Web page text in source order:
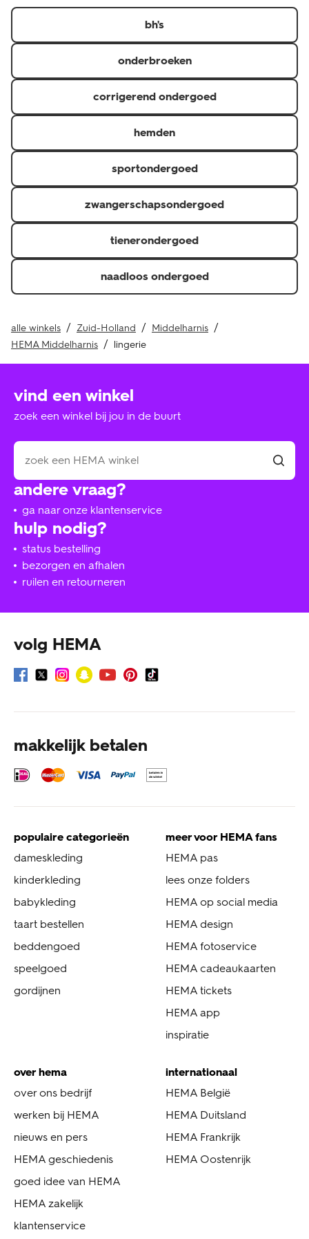
er in diverse kleuren, designs en verschillende maten.
bh's
onderbroeken
corrigerend ondergoed
hemden
sportondergoed
zwangerschapsondergoed
tienerondergoed
naadloos ondergoed
alle winkels Zuid-Holland
Middelharnis
HEMA Middelharnis
lingerie
hulp nodig?
status bestelling
bezorgen en afhalen
ruilen en retourneren
andere vraag?
ga naar onze klantenservice
vind een winkel
zoek een winkel bij jou in de buurt
volg HEMA
makkelijk betalen
populaire categorieën
dameskleding
kinderkleding
babykleding
taart bestellen
beddengoed
speelgoed
gordijnen
meer voor HEMA fans
HEMA pas
lees onze folders
HEMA op social media
HEMA design
HEMA fotoservice
HEMA cadeaukaarten
HEMA tickets
HEMA app
inspiratie
over hema
over ons bedrijf
werken bij HEMA
nieuws en pers
HEMA geschiedenis
goed idee van HEMA
HEMA zakelijk
klantenservice
internationaal
HEMA België
HEMA Duitsland
HEMA Frankrijk
HEMA Oostenrijk